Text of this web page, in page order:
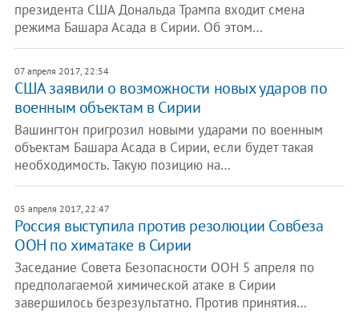
президента США Дональда Трампа входит смена
режима Башара Асада в Сирии. Об этом…
07 апреля 2017, 22:54
США заявили о возможности новых ударов по
военным объектам в Сирии
Вашингтон пригрозил новыми ударами по военным
объектам Башара Асада в Сирии, если будет такая
необходимость. Такую позицию на…
05 апреля 2017, 22:47
Россия выступила против резолюции Совбеза
ООН по химатаке в Сирии
Заседание Совета Безопасности ООН 5 апреля по
предполагаемой химической атаке в Сирии
завершилось безрезультатно. Против принятия…